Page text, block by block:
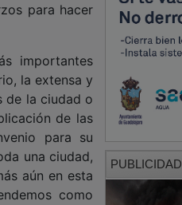
para hacer
importantes
la extensa y
de la ciudad o
de las
para su
una ciudad,
aún en esta
como
PUBLICIDAD